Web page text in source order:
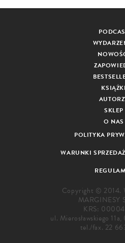
KSIĄŻKI
SKLEP
O NAS
POLITYKA
WARUNKI
Copyright © 2014.
MARGINESY
KRS:
ul. Mierosławskiego
tel./fax. 22